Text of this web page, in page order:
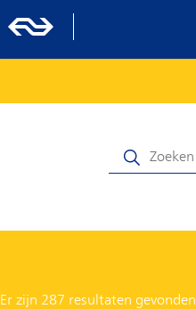
Er zijn 287 resultaten gevonden